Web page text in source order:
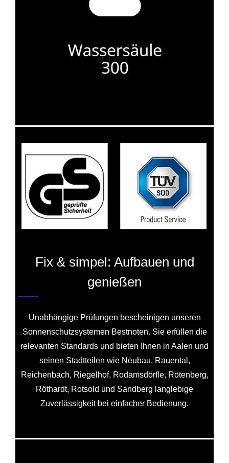
Fix & simpel: Aufbauen und
genießen
Unabhängige Prüfungen bescheinigen unseren
Sonnenschutzsystemen Bestnoten. Sie erfüllen die
relevanten Standards und bieten Ihnen in Aalen und
seinen Stadtteilen wie Neubau, Rauental,
Reichenbach, Riegelhof, Rodamsdörfle, Rötenberg,
Röthardt, Rotsold und Sandberg langlebige
Zuverlässigkeit bei einfacher Bedienung.